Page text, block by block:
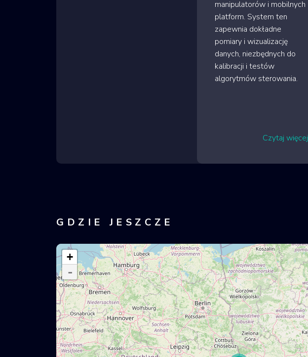
manipulatorów i mobilnych
platform. System ten
zapewnia dokładne
pomiary i wizualizację
danych, niezbędnych do
kalibracji i testów
algorytmów sterowania.
Czytaj więcej
GDZIE JESZCZE
+
-